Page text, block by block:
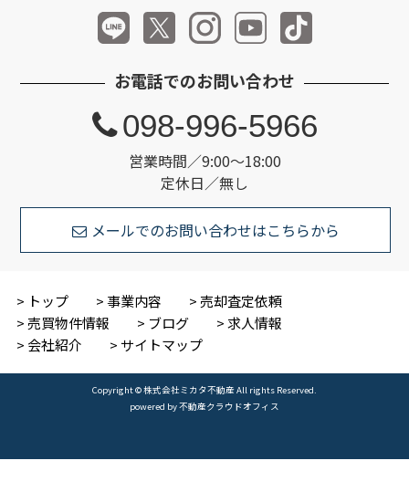
お電話でのお問い合わせ
営業時間／9:00～18:00
定休日／無し
098-996-5966
メールでのお問い合わせはこちらから
トップ 事業内容
売却査定依頼
売買物件情報
ブログ
求人情報
会社紹介
サイトマップ
Copyright © 株式会社ミカタ不動産 All rights Reserved.
powered by 不動産クラウドオフィス